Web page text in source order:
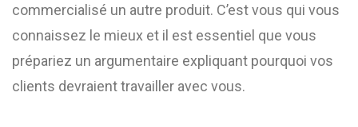
commercialisé un autre produit. C’est vous qui vous
connaissez le mieux et il est essentiel que vous
prépariez un argumentaire expliquant pourquoi vos
clients devraient travailler avec vous.